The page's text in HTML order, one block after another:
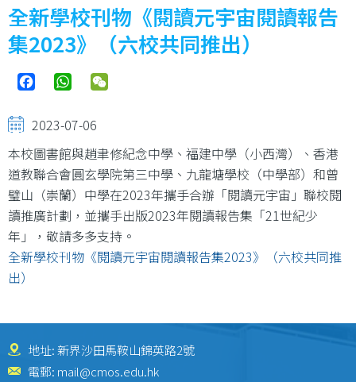
全新學校刊物《閱讀元宇宙閱讀報告
集2023》（六校共同推出）
FacebookWhatsApp
2023-07-06
本校圖書館與趙聿修紀念中學、福建中學（小西灣）、香港
道教聯合會圓玄學院第三中學、九龍塘學校（中學部）和曾
璧山（崇蘭）中學在2023年攜手合辦「閱讀元宇宙」聯校閱
讀推廣計劃，並攜手出版2023年閱讀報告集「21世紀少
年」，敬請多多支持。
全新學校刊物《閱讀元宇宙閱讀報告集2023》（六校共同推
出）
地址: 新界沙田馬鞍山錦英路2號
電郵: mail@cmos.edu.hk